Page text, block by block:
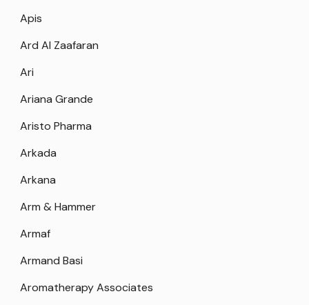
Apis
Ard Al Zaafaran
Ari
Ariana Grande
Aristo Pharma
Arkada
Arkana
Arm & Hammer
Armaf
Armand Basi
Aromatherapy Associates